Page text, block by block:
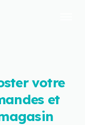
votre
et